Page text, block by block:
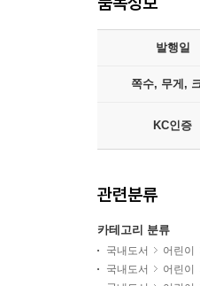
발행일
쪽수, 무게,
KC인증
관련분류
카테고리 분류
국내도서 어린이
국내도서
어린이